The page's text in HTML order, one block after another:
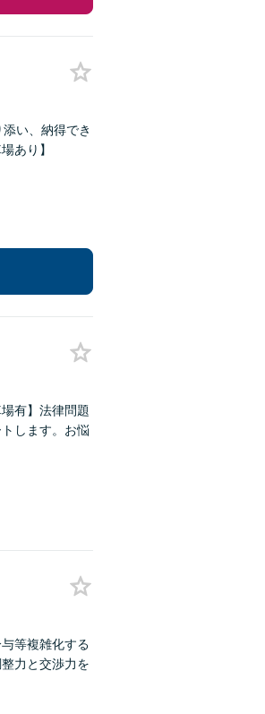
い、納得でき
あり】
有】法律問題
します。お悩
等複雑化する
力と交渉力を